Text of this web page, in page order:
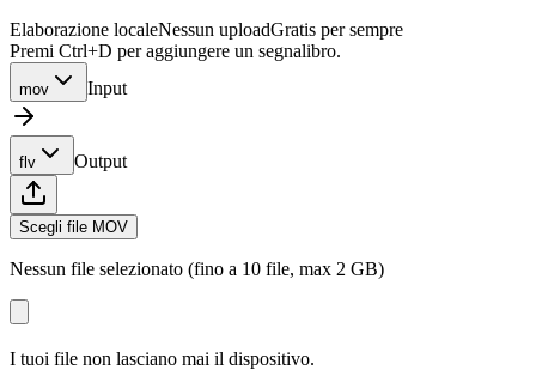
Elaborazione localeNessun uploadGratis per sempre
Premi Ctrl+D per aggiungere un segnalibro.
mov Input
flv Output
Scegli file MOV
Nessun file selezionato (fino a 10 file, max 2 GB)
I tuoi file non lasciano mai il dispositivo.